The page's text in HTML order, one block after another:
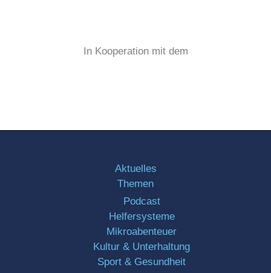
In Kooperation mit dem
Aktuelles
Themen
Podcast
Helfersysteme
Mikroabenteuer
Kultur & Unterhaltung
Sport & Gesundheit